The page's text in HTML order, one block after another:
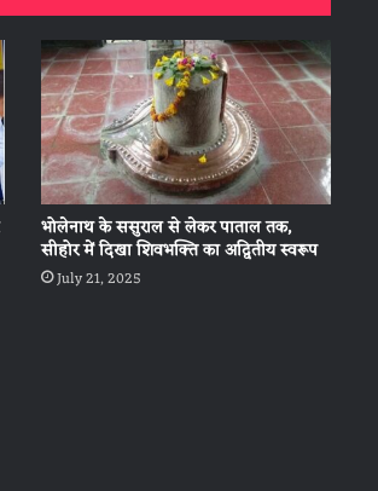
भोलेनाथ के ससुराल से लेकर पाताल तक,
सीहोर में दिखा शिवभक्ति का अद्वितीय स्वरूप
July 21, 2025